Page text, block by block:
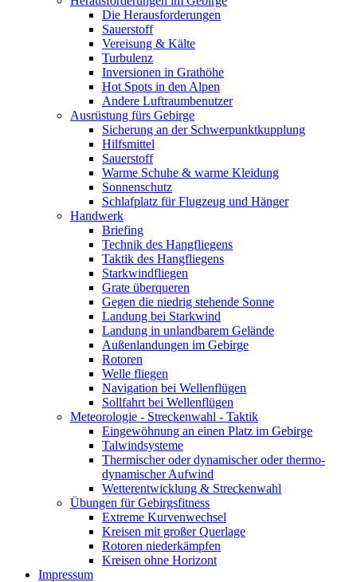
Die Herausforderungen
Sauerstoff
Vereisung & Kälte
Turbulenz
Inversionen in Grathöhe
Hot Spots in den Alpen
Andere Luftraumbenutzer
Ausrüstung fürs Gebirge
Sicherung an der Schwerpunktkupplung
Hilfsmittel
Sauerstoff
Warme Schuhe & warme Kleidung
Sonnenschutz
Schlafplatz für Flugzeug und Hänger
Handwerk
Briefing
Technik des Hangfliegens
Taktik des Hangfliegens
Starkwindfliegen
Grate überqueren
Gegen die niedrig stehende Sonne
Landung bei Starkwind
Landung in unlandbarem Gelände
Außenlandungen im Gebirge
Rotoren
Welle fliegen
Navigation bei Wellenflügen
Sollfahrt bei Wellenflügen
Meteorologie - Streckenwahl - Taktik
Eingewöhnung an einen Platz im Gebirge
Talwindsysteme
Thermischer oder dynamischer oder thermo-
dynamischer Aufwind
Wetterentwicklung & Streckenwahl
Übungen für Gebirgsfitness
Extreme Kurvenwechsel
Kreisen mit großer Querlage
Rotoren niederkämpfen
Kreisen ohne Horizont
Impressum